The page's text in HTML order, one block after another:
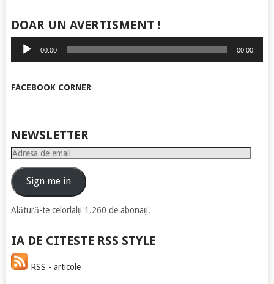
DOAR UN AVERTISMENT !
Player
audio
00:00 00:00
FACEBOOK CORNER
NEWSLETTER
Adresa
emailSign me in
Alătură-te celorlalți 1.260 de abonați.
IA DE CITESTE RSS STYLE
RSS - articole